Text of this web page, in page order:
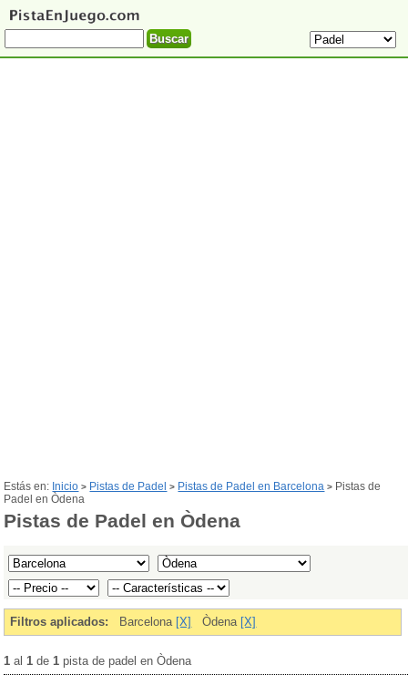
Estás en: Inicio > Pistas de Padel > Pistas de Padel en Barcelona > Pistas de
Padel en Òdena
Pistas de Padel en Òdena
Filtros aplicados: Barcelona [X] Òdena [X]
1 al1 de1 pista de padel en Òdena